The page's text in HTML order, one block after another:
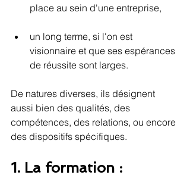
place au sein d'une entreprise,
un long terme, si l'on est
visionnaire et que ses espérances
de réussite sont larges.
De natures diverses, ils désignent
aussi bien des qualités, des
compétences, des relations, ou encore
des dispositifs spécifiques.
1. La formation :